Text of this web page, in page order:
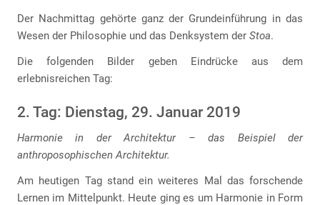
Der Nachmittag gehörte ganz der Grundeinführung in das
Wesen der Philosophie und das Denksystem der Stoa.
Die folgenden Bilder geben Eindrücke aus dem
erlebnisreichen Tag:
2. Tag: Dienstag, 29. Januar 2019
Harmonie in der Architektur – das Beispiel der
anthroposophischen Architektur.
Am heutigen Tag stand ein weiteres Mal das forschende
Lernen im Mittelpunkt. Heute ging es um Harmonie in Form